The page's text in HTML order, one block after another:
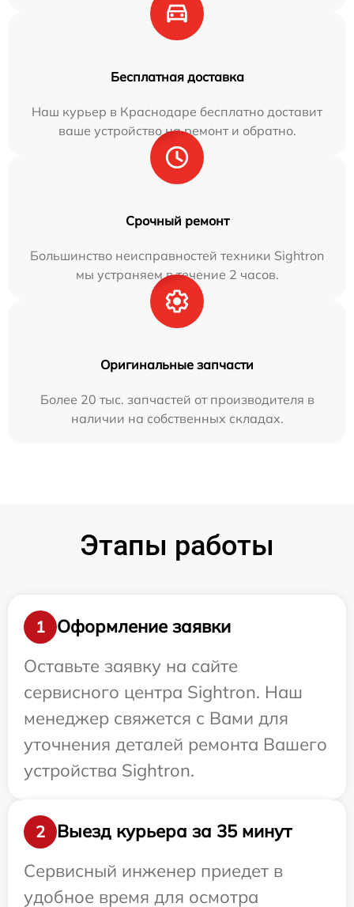
Бесплатная доставка
Наш курьер в Краснодаре бесплатно доставит
ваше устройство на ремонт и обратно.
Срочный ремонт
Большинство неисправностей техники Sightron
мы устраняем в течение 2 часов.
Оригинальные запчасти
Более 20 тыс. запчастей от производителя в
наличии на собственных складах.
Этапы работы
1
Оформление заявки
Оставьте заявку на сайте
сервисного центра Sightron. Наш
менеджер свяжется с Вами для
уточнения деталей ремонта Вашего
устройства Sightron.
2
Выезд курьера за 35 минут
Сервисный инженер приедет в
удобное время для осмотра